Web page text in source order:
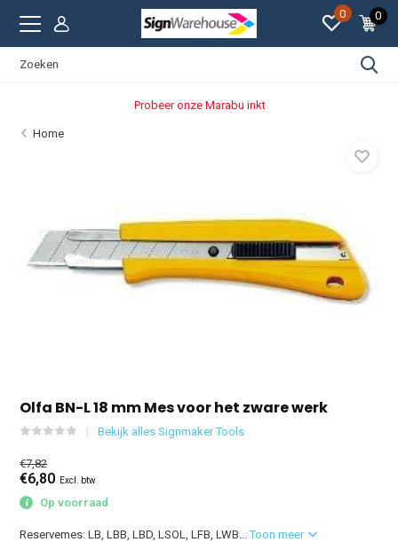
0 0
Probeer onze Marabu inkt
Home
Olfa BN-L 18 mm Mes voor het zware werk
Bekijk alles Signmaker Tools
€7,82
€6,80 Excl. btw
Op voorraad
Reservemes: LB, LBB, LBD, LSOL, LFB, LWB...Toon meer